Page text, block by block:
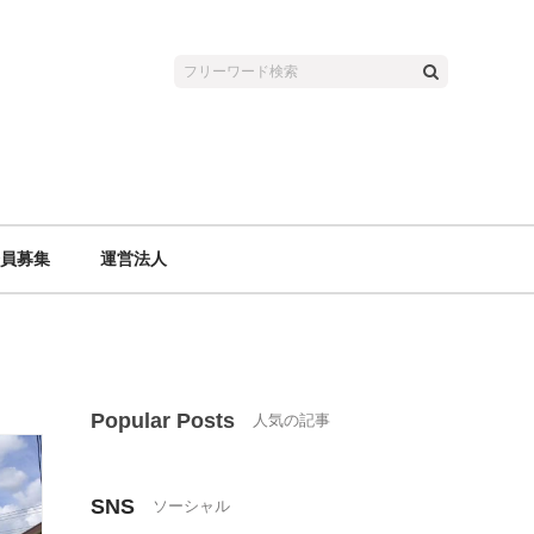
募集 運営法人
Popular Posts
SNS